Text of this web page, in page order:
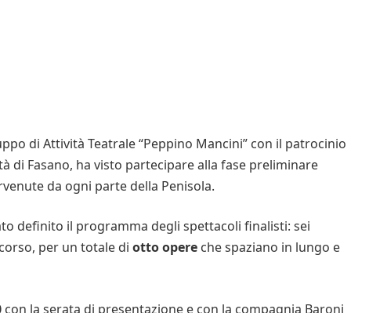
di Attività Teatrale “Peppino Mancini” con il patrocinio
di Fasano, ha visto partecipare alla fase preliminare
da ogni parte della Penisola.
definito il programma degli spettacoli finalisti: sei
per un totale di otto opereche spaziano in lungo e
con la serata di presentazione e con la compagnia Baroni